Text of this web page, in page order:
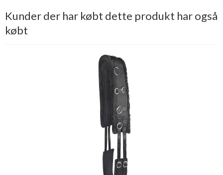
Kunder der har købt dette produkt har også
købt